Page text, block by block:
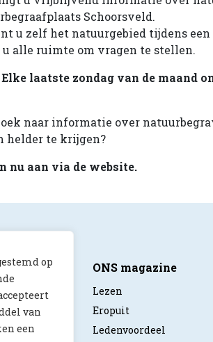
op
van
een
Schoorsveld.
u zelf het natuurgebied tijdens
alle ruimte om vragen te stellen.
laatste zondag van de maand
naar informatie over
helder te krijgen?
nu aan via de website.
ONS magazine
Lezen
Eropuit
Ledenvoordeel